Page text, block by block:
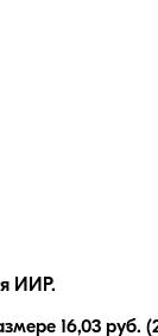
ИИР.
16,03 руб.